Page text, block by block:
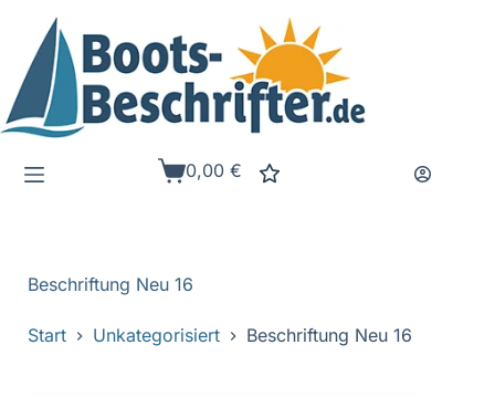
Inhalt
springen
Warenkorb
0,00€
Beschriftung Neu 16
Start Unkategorisiert Beschriftung Neu 16